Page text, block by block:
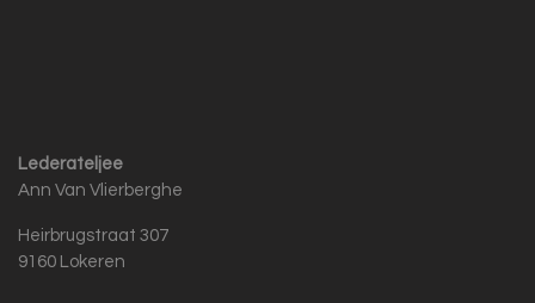
Lederateljee
Ann Van Vlierberghe
Heirbrugstraat 307
9160 Lokeren